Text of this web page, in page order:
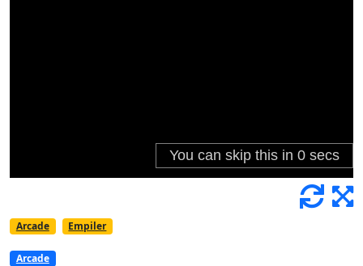
Arcade Empiler
Arcade